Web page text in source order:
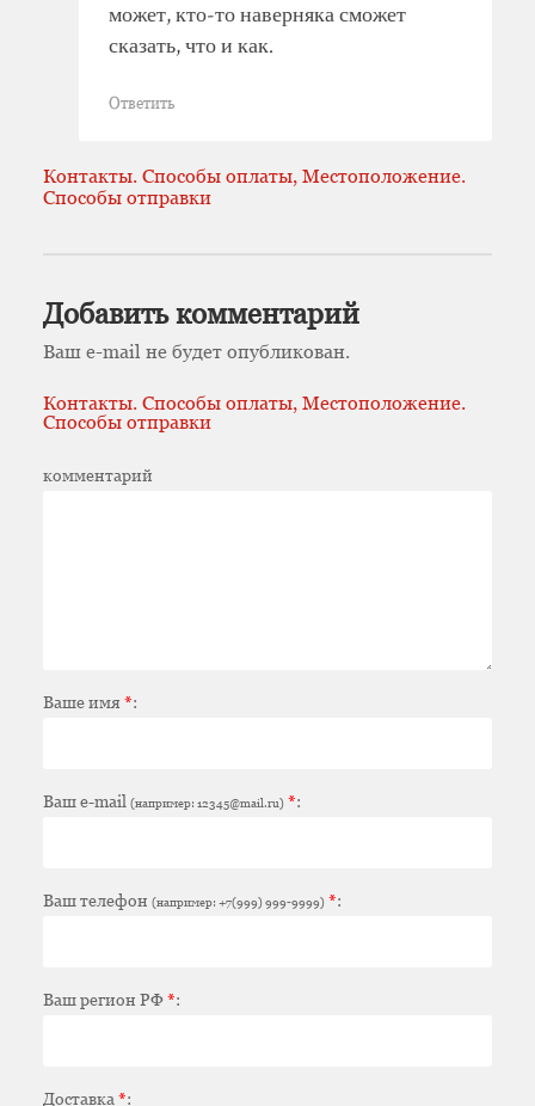
может, кто-то наверняка сможет
сказать, что и как.
Ответить
Контакты. Способы оплаты, Местоположение.
Способы отправки
Добавить комментарий
Ваш e-mail не будет опубликован.
Контакты. Способы оплаты, Местоположение.
Способы отправки
комментарий
Ваше имя*:
Ваш e-mail (например: 12345@mail.ru) *:
Ваш телефон (например: +7(999) 999-9999) *:
Ваш регион РФ*:
Доставка *: